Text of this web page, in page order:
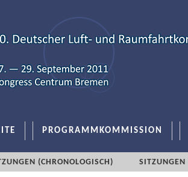
PROGRAMMKOMMISSION
(CHRONOLOGISCH) SITZUNGEN